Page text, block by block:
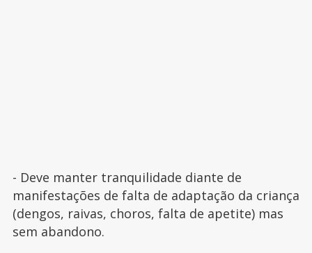
- Deve manter tranquilidade diante de
manifestações de falta de adaptação da criança
(dengos, raivas, choros, falta de apetite) mas
sem abandono.